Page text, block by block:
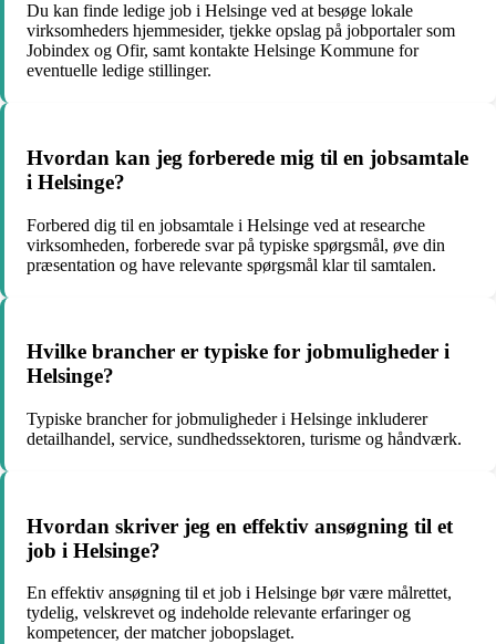
Du kan finde ledige job i Helsinge ved at besøge lokale
virksomheders hjemmesider, tjekke opslag på jobportaler som
Jobindex og Ofir, samt kontakte Helsinge Kommune for
eventuelle ledige stillinger.
Hvordan kan jeg forberede mig til en jobsamtale
i Helsinge?
Forbered dig til en jobsamtale i Helsinge ved at researche
virksomheden, forberede svar på typiske spørgsmål, øve din
præsentation og have relevante spørgsmål klar til samtalen.
Hvilke brancher er typiske for jobmuligheder i
Helsinge?
Typiske brancher for jobmuligheder i Helsinge inkluderer
detailhandel, service, sundhedssektoren, turisme og håndværk.
Hvordan skriver jeg en effektiv ansøgning til et
job i Helsinge?
En effektiv ansøgning til et job i Helsinge bør være målrettet,
tydelig, velskrevet og indeholde relevante erfaringer og
kompetencer, der matcher jobopslaget.